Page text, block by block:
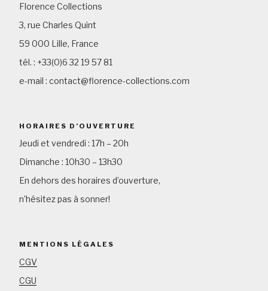
Florence Collections
3, rue Charles Quint
59 000 Lille, France
tél. : +33(0)6 32 19 57 81
e-mail : contact@florence-collections.com
HORAIRES D’OUVERTURE
Jeudi et vendredi : 17h – 20h
Dimanche : 10h30 – 13h30
En dehors des horaires d’ouverture,
n’hésitez pas à sonner!
MENTIONS LÉGALES
CGV
CGU